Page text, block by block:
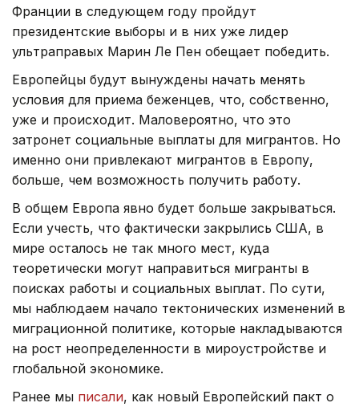
Франции в следующем году пройдут
президентские выборы и в них уже лидер
ультраправых Марин Ле Пен обещает победить.
Европейцы будут вынуждены начать менять
условия для приема беженцев, что, собственно,
уже и происходит. Маловероятно, что это
затронет социальные выплаты для мигрантов. Но
именно они привлекают мигрантов в Европу,
больше, чем возможность получить работу.
В общем Европа явно будет больше закрываться.
Если учесть, что фактически закрылись США, в
мире осталось не так много мест, куда
теоретически могут направиться мигранты в
поисках работы и социальных выплат. По сути,
мы наблюдаем начало тектонических изменений в
миграционной политике, которые накладываются
на рост неопределенности в мироустройстве и
глобальной экономике.
Ранее мы писали, как новый Европейский пакт о